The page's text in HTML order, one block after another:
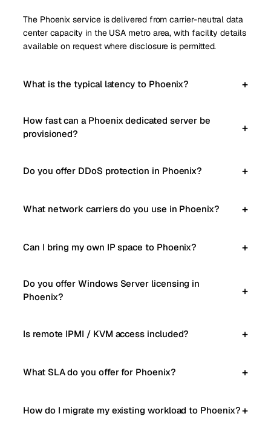
The Phoenix service is delivered from carrier-neutral data
center capacity in the USA metro area, with facility details
available on request where disclosure is permitted.
What is the typical latency to Phoenix?
How fast can a Phoenix dedicated server be
provisioned?
Do you offer DDoS protection in Phoenix?
What network carriers do you use in Phoenix?
Can I bring my own IP space to Phoenix?
Do you offer Windows Server licensing in
Phoenix?
Is remote IPMI / KVM access included?
What SLA do you offer for Phoenix?
How do I migrate my existing workload to Phoenix?